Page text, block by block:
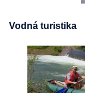
Vodná turistika